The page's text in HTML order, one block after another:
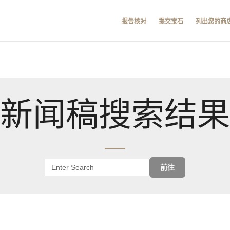
报告核对 提交宝石 列出您的商
新闻稿搜索结果
前往